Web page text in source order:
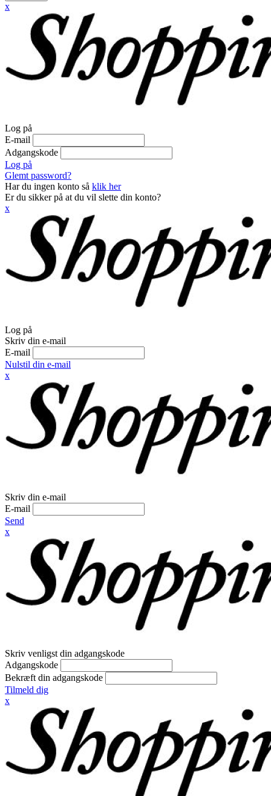
x
Log på
E-mail
Adgangskode
Log på
Glemt password?
Har du ingen konto så klik her
Er du sikker på at du vil slette din konto?
x
Log på
Skriv din e-mail
E-mail
Nulstil din e-mail
x
Skriv din e-mail
E-mail
Send
x
Skriv venligst din adgangskode
Adgangskode
Bekræft din adgangskode
Tilmeld dig
x